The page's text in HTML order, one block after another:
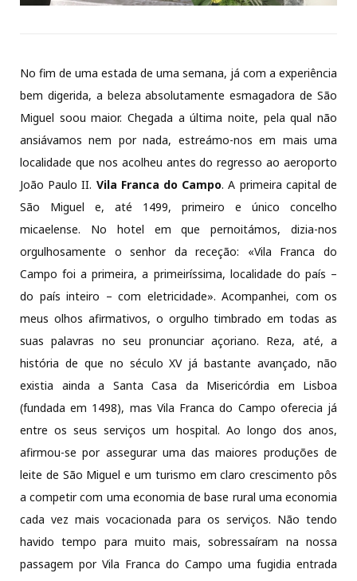
No fim de uma estada de uma semana, já com a experiência
bem digerida, a beleza absolutamente esmagadora de São
Miguel soou maior. Chegada a última noite, pela qual não
ansiávamos nem por nada, estreámo-nos em mais uma
localidade que nos acolheu antes do regresso ao aeroporto
João Paulo II. Vila Franca do Campo. A primeira capital de
São Miguel e, até 1499, primeiro e único concelho
micaelense. No hotel em que pernoitámos, dizia-nos
orgulhosamente o senhor da receção: «Vila Franca do
Campo foi a primeira, a primeiríssima, localidade do país –
do país inteiro – com eletricidade». Acompanhei, com os
meus olhos afirmativos, o orgulho timbrado em todas as
suas palavras no seu pronunciar açoriano. Reza, até, a
história de que no século XV já bastante avançado, não
existia ainda a Santa Casa da Misericórdia em Lisboa
(fundada em 1498), mas Vila Franca do Campo oferecia já
entre os seus serviços um hospital. Ao longo dos anos,
afirmou-se por assegurar uma das maiores produções de
leite de São Miguel e um turismo em claro crescimento pôs
a competir com uma economia de base rural uma economia
cada vez mais vocacionada para os serviços. Não tendo
havido tempo para muito mais, sobressaíram na nossa
passagem por Vila Franca do Campo uma fugidia entrada